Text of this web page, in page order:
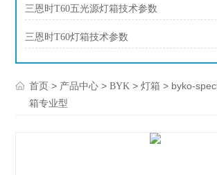
三恩时T60五光源灯箱技术参数
三恩时T60灯箱技术参数
首页 > 产品中心 >BYK >灯箱 > byko-
箱专业型